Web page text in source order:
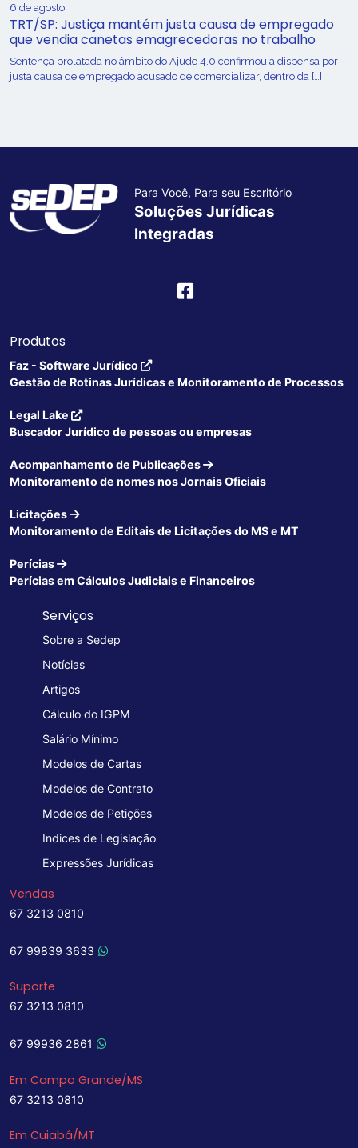
6 de agosto
TRT/SP: Justiça mantém justa causa de empregado
que vendia canetas emagrecedoras no trabalho
Sentença prolatada no âmbito do Ajude 4.0 confirmou a dispensa por
justa causa de empregado acusado de comercializar, dentro da […]
Para Você, Para seu Escritório
Soluções Jurídicas
Integradas
Produtos
Faz - Software Jurídico
Gestão de Rotinas Jurídicas e Monitoramento de Processos
Legal Lake
Buscador Jurídico de pessoas ou empresas
Acompanhamento de Publicações
Monitoramento de nomes nos Jornais Oficiais
Licitações
Monitoramento de Editais de Licitações do MS e MT
Perícias
Perícias em Cálculos Judiciais e Financeiros
Serviços
Sobre a Sedep
Notícias
Artigos
Cálculo do IGPM
Salário Mínimo
Modelos de Cartas
Modelos de Contrato
Modelos de Petições
Indices de Legislação
Expressões Jurídicas
Vendas
67 3213 0810
67 99839 3633
Suporte
67 3213 0810
67 99936 2861
Em Campo Grande/MS
67 3213 0810
Em Cuiabá/MT